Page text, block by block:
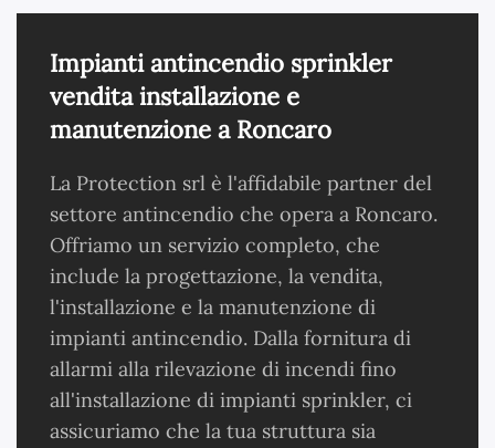
Impianti antincendio sprinkler
vendita installazione e
manutenzione a Roncaro
La Protection srl è l'affidabile partner del
settore antincendio che opera a Roncaro.
Offriamo un servizio completo, che
include la progettazione, la vendita,
l'installazione e la manutenzione di
impianti antincendio. Dalla fornitura di
allarmi alla rilevazione di incendi fino
all'installazione di impianti sprinkler, ci
assicuriamo che la tua struttura sia